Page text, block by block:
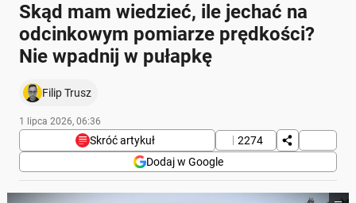
Skąd mam wiedzieć, ile jechać na
odcinkowym pomiarze prędkości?
Nie wpadnij w pułapkę
Filip Trusz
1 lipca 2026, 06:36
Skróć artykuł
2274
Dodaj w Google